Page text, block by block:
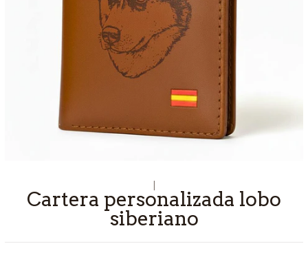
|
Cartera personalizada lobo
siberiano